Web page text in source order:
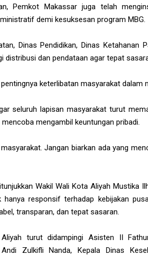
Pemkot Makassar juga telah
demi kesuksesan program MBG.
Dinas Pendidikan, Dinas Ketahanan
distribusi dan pendataan agar tepat
keterlibatan masyarakat dalam
seluruh lapisan masyarakat turut
mengambil keuntungan pribadi.
Jangan biarkan ada yang
Wakil Wali Kota Aliyah Mustika
hanya responsif terhadap kebijakan
transparan, dan tepat sasaran.
turut didampingi Asisten II
Zulkifli Nanda, Kepala Dinas